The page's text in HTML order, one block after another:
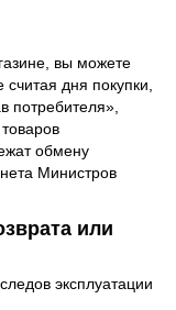
вы можете
дня покупки,
потребителя»,
обмену
Министров
или
эксплуатации